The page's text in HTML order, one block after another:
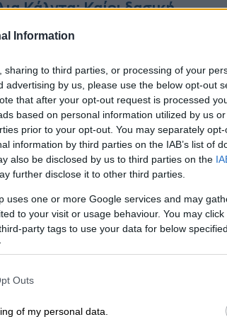
Information
sharing to third parties, or processing of your
advertising by us, please use the below opt-out
that after your opt-out request is processed
based on personal information utilized by us
prior to your opt-out. You may separately
information by third parties on the IAB’s list of
also be disclosed by us to third parties on the
further disclose it to other third parties.
uses one or more Google services and may
to your visit or usage behaviour. You may
party tags to use your data for below
Outs
of my personal data.
Κάλντα: Καίει δασική
δύσβατο σημείο
να εκδηλώθηκε από κεραυνό
βράδυ
|27.07.2023 16:12
και όμως αληθινό: Η
και εκδρομείς
για μπάρμπεκιου
Κάλντα
πέρασε αυτόφωρο ο